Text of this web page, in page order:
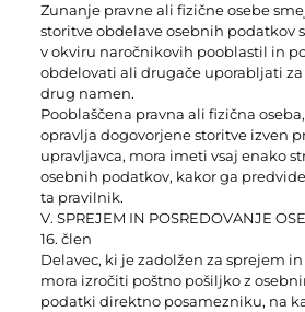
Zunanje pravne ali fizične osebe
storitve obdelave osebnih podatkov
v okviru naročnikovih pooblastil in
obdelovati ali drugače uporabljati
drug namen.
Pooblaščena pravna ali fizična
opravlja dogovorjene storitve izven
upravljavca, mora imeti vsaj enako
osebnih podatkov, kakor ga
ta pravilnik.
V. SPREJEM IN POSREDOVANJE
16. člen
Delavec, ki je zadolžen za sprejem
mora izročiti poštno pošiljko z
podatki direktno posamezniku, na